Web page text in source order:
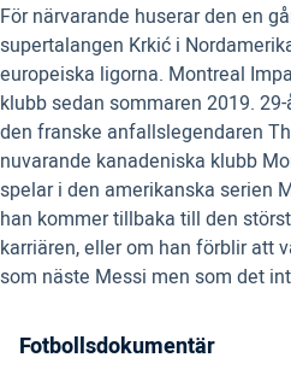
För närvarande huserar den en
supertalangen Krkić i
europeiska ligorna. Montreal
klubb sedan sommaren 2019.
den franske anfallslegendaren
nuvarande kanadeniska klubb
spelar i den amerikanska serien
han kommer tillbaka till den
karriären, eller om han förblir att
som näste Messi men som det
Fotbollsdokumentär